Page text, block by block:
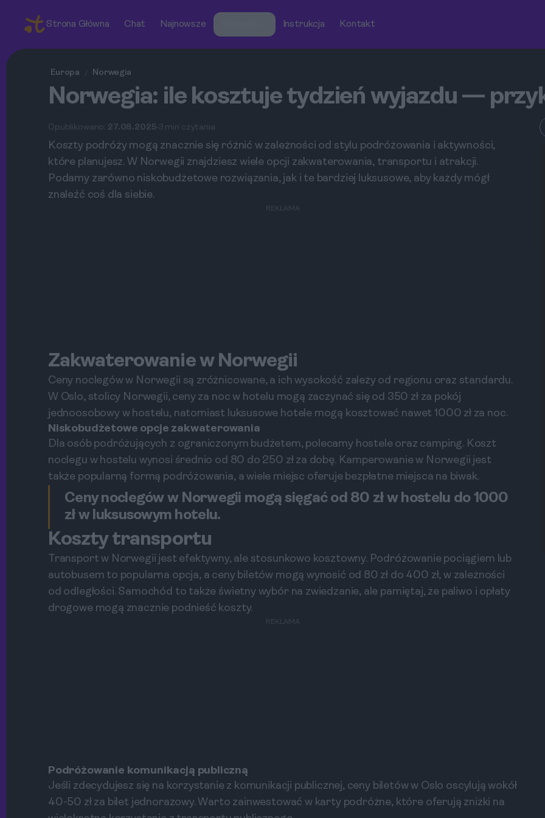
Strona Główna Chat Najnowsze Instrukcja Kontakt
Europa / Norwegia
Norwegia: ile kosztuje tydzień wyjazdu —
Opublikowano: 27.08.2025 3 min czytania
Koszty podróży mogą znacznie się różnić w zależności od stylu podróżowania i aktywności,
które planujesz. W Norwegii znajdziesz wiele opcji zakwaterowania, transportu i atrakcji.
Podamy zarówno niskobudżetowe rozwiązania, jak i te bardziej luksusowe, aby każdy mógł
znaleźć coś dla siebie.
REKLAMA
Zakwaterowanie w Norwegii
Ceny noclegów w Norwegii są zróżnicowane, a ich wysokość zależy od regionu oraz standardu.
W Oslo, stolicy Norwegii, ceny za noc w hotelu mogą zaczynać się od 350 zł za pokój
jednoosobowy w hostelu, natomiast luksusowe hotele mogą kosztować nawet 1000 zł za noc.
Niskobudżetowe opcje zakwaterowania
Dla osób podróżujących z ograniczonym budżetem, polecamy hostele oraz camping. Koszt
noclegu w hostelu wynosi średnio od 80 do 250 zł za dobę. Kamperowanie w Norwegii jest
także popularną formą podróżowania, a wiele miejsc oferuje bezpłatne miejsca na biwak.
Ceny noclegów w Norwegii mogą sięgać od 80 zł w hostelu do 1000
zł w luksusowym hotelu.
Koszty transportu
Transport w Norwegii jest efektywny, ale stosunkowo kosztowny. Podróżowanie pociągiem lub
autobusem to popularna opcja, a ceny biletów mogą wynosić od 80 zł do 400 zł, w zależności
od odległości. Samochód to także świetny wybór na zwiedzanie, ale pamiętaj, że paliwo i opłaty
drogowe mogą znacznie podnieść koszty.
REKLAMA
Podróżowanie komunikacją publiczną
Jeśli zdecydujesz się na korzystanie z komunikacji publicznej, ceny biletów w Oslo oscylują wokół
40-50 zł za bilet jednorazowy. Warto zainwestować w karty podróżne, które oferują zniżki na